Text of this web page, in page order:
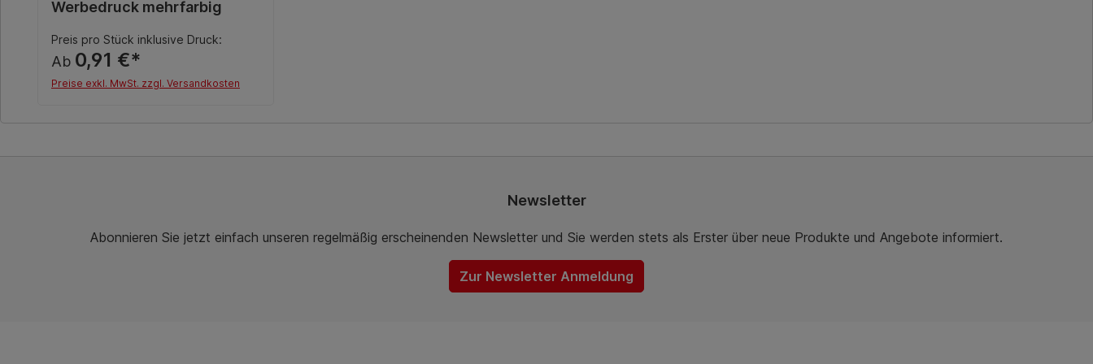
Werbedruck mehrfarbig
Preis pro Stück inklusive Druck:
Ab 0,91 €*
Preise exkl. MwSt. zzgl. Versandkosten
Details
Newsletter
Abonnieren Sie jetzt einfach unseren regelmäßig erscheinenden Newsletter und Sie werden stets als Erster über neue Produkte und Angebote informiert.
Zur Newsletter Anmeldung